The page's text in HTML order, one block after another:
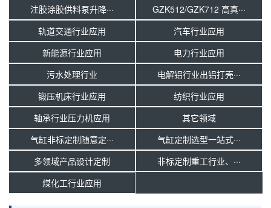
注胶涂胶供料泵升降···
GZK512/GZK712 高真···
轨道交通行业应用
汽车行业应用
新能源行业应用
电力行业应用
污水处理行业
电解铝行业出铝打壳···
锻压机床行业应用
纺织行业应用
轴承行业压力机应用
其它领域
气缸非标定制随意定···
气缸定制选型一站式···
多领域产品设计定制
非标定制重工行业、···
煤化工行业应用